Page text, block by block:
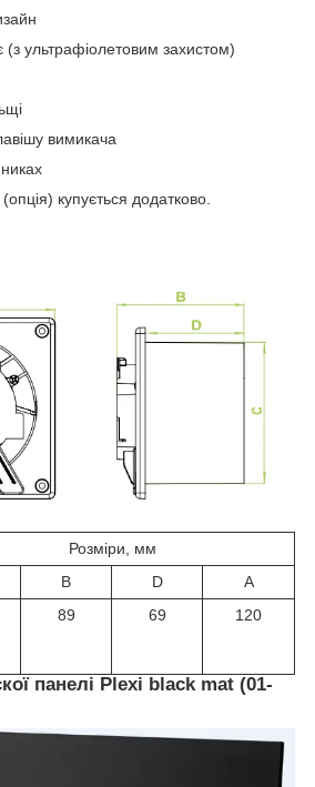
(з ультрафіолетовим захистом)
вимикача
купується додатково.
Розміри, мм
B D
A
89 69 120
панелі Plexi black mat (01-